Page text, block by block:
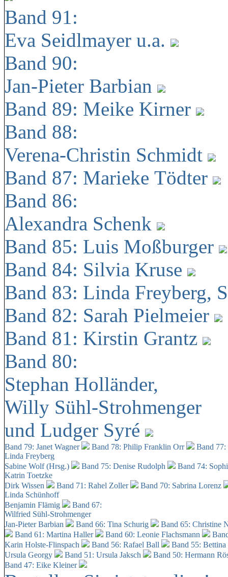
Band 91:
Eva Seidlmayer u.a.
Band 90:
Jan-Pieter Barbian
Band 89: Meike Kirner
Band 88:
Verena-Christin Schmidt
Band 87: Marieke Tödter
Band 86:
Alexandra Schenk
Band 85: Luis Moßburger
Band 84: Silvia Kruse
Band 83: Linda Freyberg,
Band 82: Sarah Pielmeier
Band 81: Kirstin Grantz
Band 80:
Stephan Holländer,
Willy Sühl-Strohmenger
und Ludger Syré
Band 79: Janet Wagner Band 78: Philip Franklin Orr
Band
Linda Freyberg
Sabine Wolf (Hrsg.)
Band 75: Denise Rudolph
Band 74:
Katrin Toetzke
Dirk Wissen
Band 71: Rahel Zoller
Band 70: Sabrina Lorenz
Linda Schünhoff
Benjamin Flämig
Band 67:
Wilfried Sühl-Strohmenger
Jan-Pieter Barbian
Band 66: Tina Schurig
Band 65: Christine
Band 61: Martina Haller
Band 60: Leonie Flachsmann
Karin Holste-Flinspach
Band 56: Rafael Ball
Band 55:
Ursula Georgy
Band 51: Ursula Jaksch Band 50: Hermann
Band 47: Eike Kleiner